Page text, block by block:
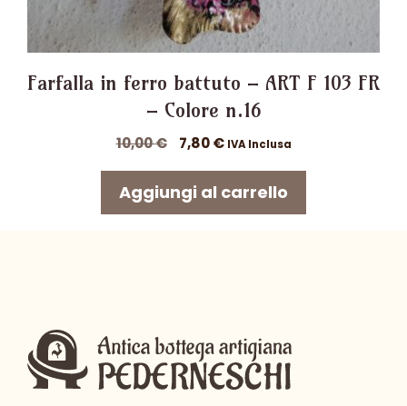
Farfalla in ferro battuto – ART F 103 FR
– Colore n.16
10,00€
Il
originale
era:
7,80€Il
attuale
IVA Inclusa
Aggiungi al carrello